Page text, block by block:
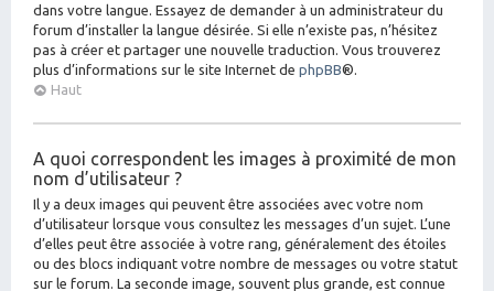
dans votre langue. Essayez de demander à un administrateur du
forum d’installer la langue désirée. Si elle n’existe pas, n’hésitez
pas à créer et partager une nouvelle traduction. Vous trouverez
plus d’informations sur le site Internet de phpBB®.
Haut
A quoi correspondent les images à proximité de mon
nom d’utilisateur ?
Il y a deux images qui peuvent être associées avec votre nom
d’utilisateur lorsque vous consultez les messages d’un sujet. L’une
d’elles peut être associée à votre rang, généralement des étoiles
ou des blocs indiquant votre nombre de messages ou votre statut
sur le forum. La seconde image, souvent plus grande, est connue